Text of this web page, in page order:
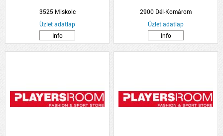
3525 Miskolc
Üzlet adatlap
Info
2900 Dél-Komárom
Üzlet adatlap
Info